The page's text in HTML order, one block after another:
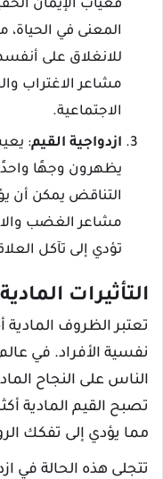
فغياب الإيمان
المعنى في الحياة،
للانغلاق على
مشاعر الاغتراب
الاجتماعية.
ازدواجية القيم:
يظهرون وجهًا
التناقض يمكن أن
مشاعر الغضب
تؤدي إلى تآكل
التأثيرات المادية
تعتبر الظروف المادية
نفسية الأفراد. في
الناس على النجاح
تصبح القيم المادية
مما يؤدي إلى تفكك
تتجلى هذه الحالة في